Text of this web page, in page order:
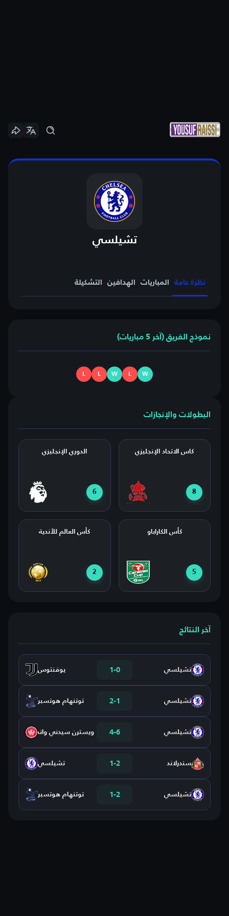
تشيلسي
نظرة عامة المباريات الهدافين التشكيلة
نموذج الفريق (آخر 5 مباريات)
W
L
W
L
L
البطولات والإنجازات
كاس الاتحاد الإنجليزي
8
الدوري الإنجليزي
6
كأس الكاراباو
5
كأس العالم للأندية
2
آخر النتائج
تشيلسي 0
-
1 يوفنتوس
تشيلسي 1
-
2 توتنهام هوتسبر
تشيلسي 6
-
4 ويسترن سيدني واندررز
سندرلاند 2
-
1 تشيلسي
تشيلسي 2
-
1 توتنهام هوتسبر